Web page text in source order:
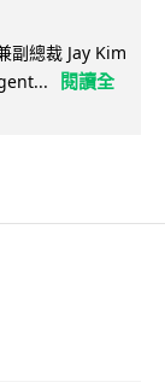
副總裁 Jay Kim
閱讀全